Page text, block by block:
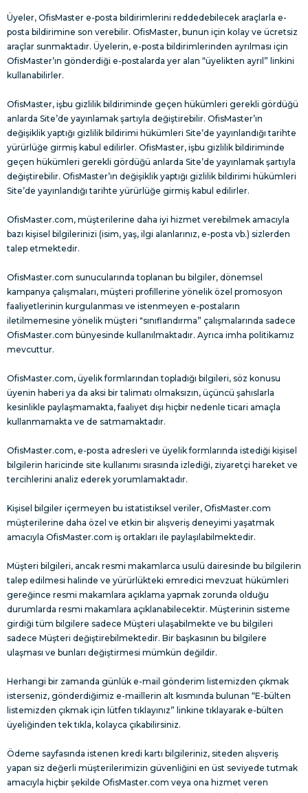
Üyeler, OfisMaster e-posta bildirimlerini reddedebilecek araçlarla e-
posta bildirimine son verebilir. OfisMaster, bunun için kolay ve ücretsiz
araçlar sunmaktadır. Üyelerin, e-posta bildirimlerinden ayrılması için
OfisMaster’ın gönderdiği e-postalarda yer alan “üyelikten ayrıl” linkini
kullanabilirler.
OfisMaster, işbu gizlilik bildiriminde geçen hükümleri gerekli gördüğü
anlarda Site’de yayınlamak şartıyla değiştirebilir. OfisMaster’ın
değişiklik yaptığı gizlilik bildirimi hükümleri Site’de yayınlandığı tarihte
yürürlüğe girmiş kabul edilirler. OfisMaster, işbu gizlilik bildiriminde
geçen hükümleri gerekli gördüğü anlarda Site’de yayınlamak şartıyla
değiştirebilir. OfisMaster’ın değişiklik yaptığı gizlilik bildirimi hükümleri
Site’de yayınlandığı tarihte yürürlüğe girmiş kabul edilirler.
OfisMaster.com, müşterilerine daha iyi hizmet verebilmek amacıyla
bazı kişisel bilgilerinizi (isim, yaş, ilgi alanlarınız, e-posta vb.) sizlerden
talep etmektedir.
OfisMaster.com sunucularında toplanan bu bilgiler, dönemsel
kampanya çalışmaları, müşteri profillerine yönelik özel promosyon
faaliyetlerinin kurgulanması ve istenmeyen e-postaların
iletilmemesine yönelik müşteri "sınıflandırma” çalışmalarında sadece
OfisMaster.com bünyesinde kullanılmaktadır. Ayrıca imha politikamız
mevcuttur.
OfisMaster.com, üyelik formlarından topladığı bilgileri, söz konusu
üyenin haberi ya da aksi bir talimatı olmaksızın, üçüncü şahıslarla
kesinlikle paylaşmamakta, faaliyet dışı hiçbir nedenle ticari amaçla
kullanmamakta ve de satmamaktadır.
OfisMaster.com, e-posta adresleri ve üyelik formlarında istediği kişisel
bilgilerin haricinde site kullanımı sırasında izlediği, ziyaretçi hareket ve
tercihlerini analiz ederek yorumlamaktadır.
Kişisel bilgiler içermeyen bu istatistiksel veriler, OfisMaster.com
müşterilerine daha özel ve etkin bir alışveriş deneyimi yaşatmak
amacıyla OfisMaster.com iş ortakları ile paylaşılabilmektedir.
Müşteri bilgileri, ancak resmi makamlarca usulü dairesinde bu bilgilerin
talep edilmesi halinde ve yürürlükteki emredici mevzuat hükümleri
gereğince resmi makamlara açıklama yapmak zorunda olduğu
durumlarda resmi makamlara açıklanabilecektir. Müşterinin sisteme
girdiği tüm bilgilere sadece Müşteri ulaşabilmekte ve bu bilgileri
sadece Müşteri değiştirebilmektedir. Bir başkasının bu bilgilere
ulaşması ve bunları değiştirmesi mümkün değildir.
Herhangi bir zamanda günlük e-mail gönderim listemizden çıkmak
isterseniz, gönderdiğimiz e-maillerin alt kısmında bulunan “E-bülten
listemizden çıkmak için lütfen tıklayınız” linkine tıklayarak e-bülten
üyeliğinden tek tıkla, kolayca çıkabilirsiniz.
Ödeme sayfasında istenen kredi kartı bilgileriniz, siteden alışveriş
yapan siz değerli müşterilerimizin güvenliğini en üst seviyede tutmak
amacıyla hiçbir şekilde OfisMaster.com veya ona hizmet veren